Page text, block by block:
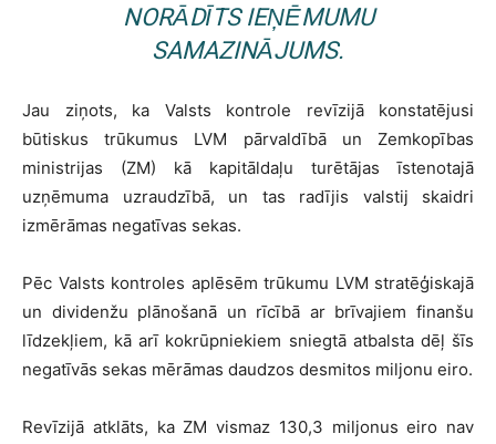
NORĀDĪTS IEŅĒMUMU
SAMAZINĀJUMS.
Jau ziņots, ka Valsts kontrole revīzijā konstatējusi
būtiskus trūkumus LVM pārvaldībā un Zemkopības
ministrijas (ZM) kā kapitāldaļu turētājas īstenotajā
uzņēmuma uzraudzībā, un tas radījis valstij skaidri
izmērāmas negatīvas sekas.
Pēc Valsts kontroles aplēsēm trūkumu LVM stratēģiskajā
un dividenžu plānošanā un rīcībā ar brīvajiem finanšu
līdzekļiem, kā arī kokrūpniekiem sniegtā atbalsta dēļ šīs
negatīvās sekas mērāmas daudzos desmitos miljonu eiro.
Revīzijā atklāts, ka ZM vismaz 130,3 miljonus eiro nav